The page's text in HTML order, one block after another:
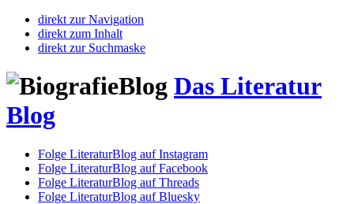
direkt zur Navigation
direkt zum Inhalt
direkt zur Suchmaske
Das Literatur
Blog
Folge LiteraturBlog auf Instagram
Folge LiteraturBlog auf Facebook
Folge LiteraturBlog auf Threads
Folge LiteraturBlog auf Bluesky